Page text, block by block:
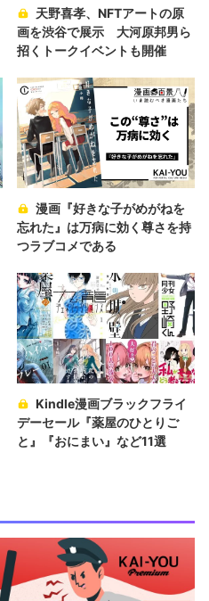
天野喜孝、NFTアートの原
画を渋谷で展示 大河原邦男ら
招くトークイベントも開催
漫画『好きな子がめがねを
忘れた』は万病に効く尊さを持
つラブコメである
Kindle漫画ブラックフライ
デーセール『薬屋のひとりご
と』『おにまい』など11選